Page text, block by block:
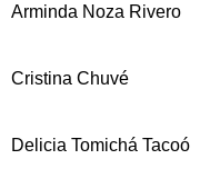
Arminda Noza Rivero
Cristina Chuvé
Delicia Tomichá Tacoó